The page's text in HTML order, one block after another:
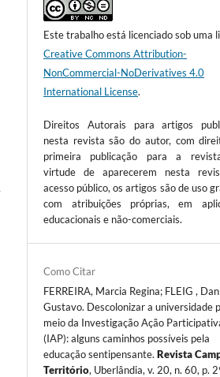
Este trabalho está licenciado sob uma
Creative Commons Attribution-
NonCommercial-NoDerivatives 4.0
International License.
Direitos Autorais para artigos
nesta revista são do autor, com
primeira publicação para a
virtude de aparecerem nesta
acesso público, os artigos são de uso
com atribuições próprias, em
educacionais e não-comerciais.
Como Citar
FERREIRA, Marcia Regina; FLEIG ,
Gustavo. Descolonizar a universidade
meio da Investigação Ação
(IAP): alguns caminhos possíveis pela
educação sentipensante.Revista
Território, Uberlândia, v. 20, n. 60, p.